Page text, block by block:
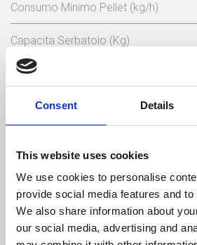
Consent Details
This website uses cookies
We use cookies to personalise
provide social media features and
We also share information about
our social media, advertising and
Consumo Minimo Pellet (kg/h)
Capacita Serbatoio (Kg)
Tensione Nominale (V)
Frequenza Elettrica (Hz)
Temperatura Min. Del Gas (ºC)
Peso (kg)
Diametro Del Camino (mm)